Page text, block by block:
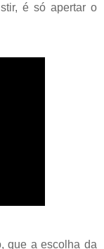
é só apertar o
que a escolha da